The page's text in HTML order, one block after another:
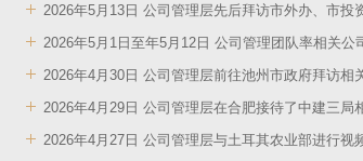
2026年5月13日 公司管理层先后拜访市外办、市投
2026年5月1日至年5月12日 公司管理团队率相关公司及公
2026年4月30日 公司管理层前往池州市政府拜访相
2026年4月29日 公司管理层在合肥接待了中建三局
2026年4月27日 公司管理层与土耳其农业部进行视